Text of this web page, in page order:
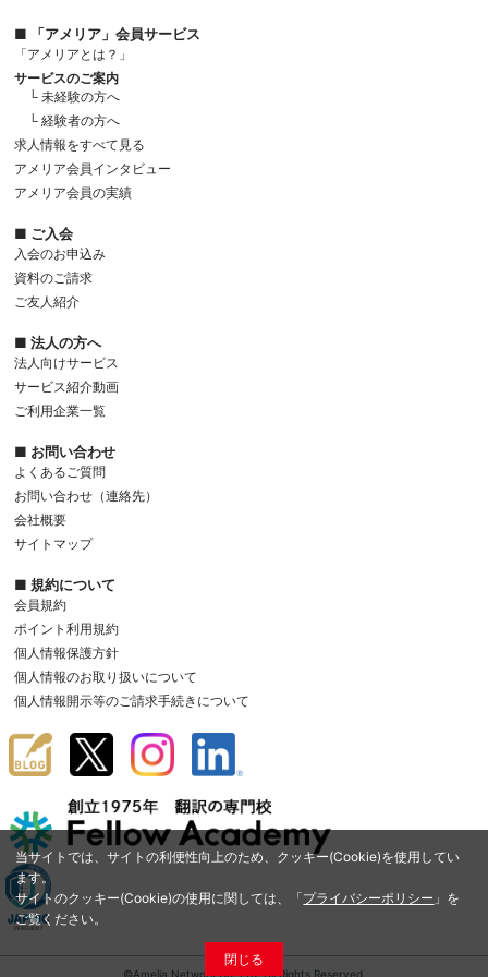
当サイトでは、サイトの利便性向上のため、クッキー(Cookie)を使用してい
ます。
サイトのクッキー(Cookie)の使用に関しては、「プライバシーポリシー 」を
ご覧ください。
閉じる
■ 「アメリア」会員サービス
「アメリアとは？」
サービスのご案内
└ 未経験の方へ
└ 経験者の方へ
求人情報をすべて見る
アメリア会員インタビュー
アメリア会員の実績
■ ご入会
入会のお申込み
資料のご請求
ご友人紹介
■ 法人の方へ
法人向けサービス
サービス紹介動画
ご利用企業一覧
■ お問い合わせ
よくあるご質問
お問い合わせ（連絡先）
会社概要
サイトマップ
■ 規約について
会員規約
ポイント利用規約
個人情報保護方針
個人情報のお取り扱いについて
個人情報開示等のご請求手続きについて
©Amelia Network Co.,Ltd. All Rights Reserved.